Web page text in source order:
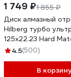
1 749 ₽1 855 ₽
Диск алмазный
Hilberg турбо
125x22.23 Hard
type HM402
4.5(500)
В корзину